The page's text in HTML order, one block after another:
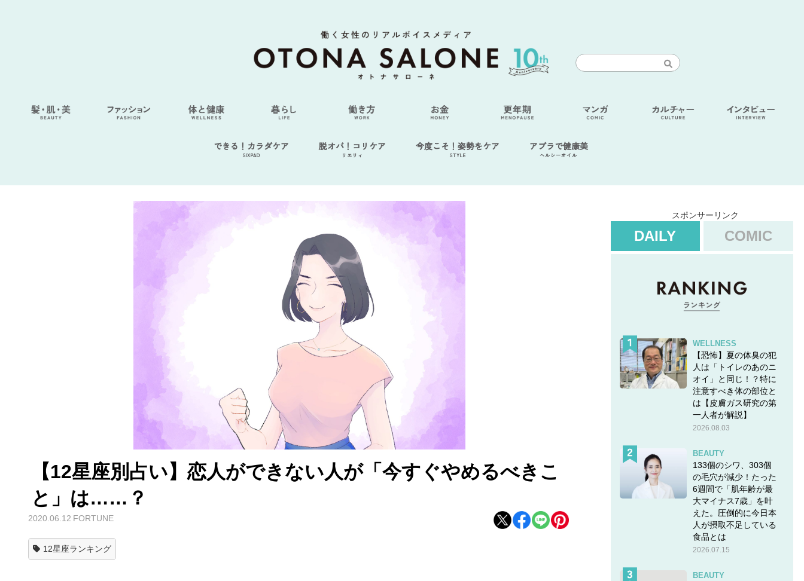
できる！カラダケア
SIXPAD
脱オバ！コリケア
リエリィ
今度こそ！姿勢をケア
STYLE
アブラで健康美
ヘルシーオイル
【12星座別占い】恋人ができない人が「今すぐやめるべきこ
と」は……？
2020.06.12 FORTUNE
12星座ランキング
スポンサーリンク
DAILY COMIC
WELLNESS
【恐怖】夏の体臭の犯
人は「トイレのあのニ
オイ」と同じ！？特に
注意すべき体の部位と
は【皮膚ガス研究の第
一人者が解説】
2026.08.03
BEAUTY
133個のシワ、303個
の毛穴が減少！たった
6週間で「肌年齢が最
大マイナス7歳」を叶
えた。圧倒的に今日本
人が摂取不足している
食品とは
2026.07.15
BEAUTY